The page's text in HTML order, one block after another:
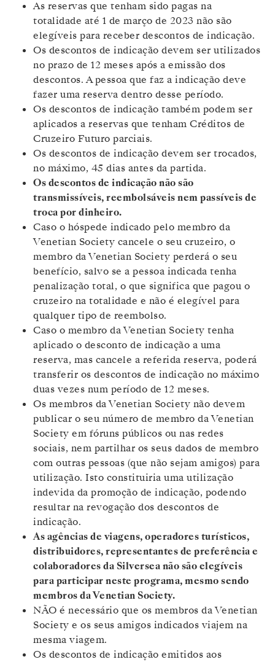
As reservas que tenham sido pagas na
totalidade até 1 de março de 2023 não são
elegíveis para receber descontos de indicação.
Os descontos de indicação devem ser utilizados
no prazo de 12 meses após a emissão dos
descontos. A pessoa que faz a indicação deve
fazer uma reserva dentro desse período.
Os descontos de indicação também podem ser
aplicados a reservas que tenham Créditos de
Cruzeiro Futuro parciais.
Os descontos de indicação devem ser trocados,
no máximo, 45 dias antes da partida.
Os descontos de indicação não são
transmissíveis, reembolsáveis nem passíveis de
troca por dinheiro.
Caso o hóspede indicado pelo membro da
Venetian Society cancele o seu cruzeiro, o
membro da Venetian Society perderá o seu
benefício, salvo se a pessoa indicada tenha
penalização total, o que significa que pagou o
cruzeiro na totalidade e não é elegível para
qualquer tipo de reembolso.
Caso o membro da Venetian Society tenha
aplicado o desconto de indicação a uma
reserva, mas cancele a referida reserva, poderá
transferir os descontos de indicação no máximo
duas vezes num período de 12 meses.
Os membros da Venetian Society não devem
publicar o seu número de membro da Venetian
Society em fóruns públicos ou nas redes
sociais, nem partilhar os seus dados de membro
com outras pessoas (que não sejam amigos) para
utilização. Isto constituiria uma utilização
indevida da promoção de indicação, podendo
resultar na revogação dos descontos de
indicação.
As agências de viagens, operadores turísticos,
distribuidores, representantes de preferência e
colaboradores da Silversea não são elegíveis
para participar neste programa, mesmo sendo
membros da Venetian Society.
NÃO é necessário que os membros da Venetian
Society e os seus amigos indicados viajem na
mesma viagem.
Os descontos de indicação emitidos aos